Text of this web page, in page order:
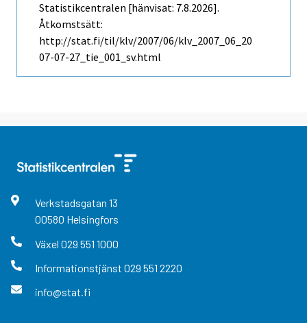
Statistikcentralen [hänvisat: 7.8.2026].
Åtkomstsätt:
http://stat.fi/til/klv/2007/06/klv_2007_06_20
07-07-27_tie_001_sv.html
Verkstadsgatan 13
00580 Helsingfors
Växel 029 551 1000
Informationstjänst 029 551 2220
info@stat.fi